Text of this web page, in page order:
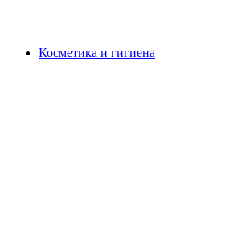
Косметика и гигиена